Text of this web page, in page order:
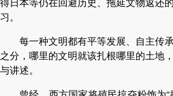
习。
每一种文明都有平等发展、自主传
之分，哪里的文明就该扎根哪里的土地
与讲述。